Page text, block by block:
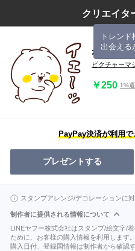
クリエイタ
トレン
出会える
ねこなと
ピクチャーマ
￥250 1%
PayPay決済が利用
プレゼントする
スタンプアレンジ/デコレーションに
制作者に提供される情報について
LINEヤフー株式会社はスタンプ/絵文字/
ために、お客様の購入情報を利用します。
購入日付、登録国情報は制作者から確認